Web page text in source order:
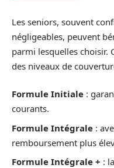
Les seniors, souvent
négligeables, peuvent
parmi lesquelles choisir.
des niveaux de
Formule Initiale :
courants.
Formule Intégrale :
remboursement plus
Formule Intégrale + :